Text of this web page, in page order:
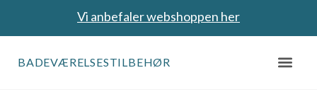
Vi anbefaler webshoppen her
BADEVÆRELSESTILBEHØR